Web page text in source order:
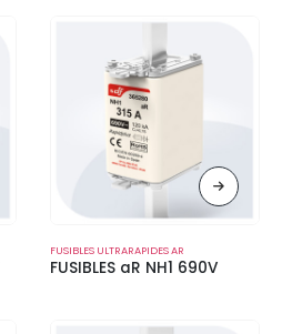
FUSIBLES ULTRARAPIDES AR
FUSIBLES aR NH1 690V